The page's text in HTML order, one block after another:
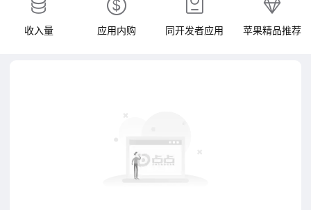
收入量 应用内购 同开发者应用 苹果精品推荐